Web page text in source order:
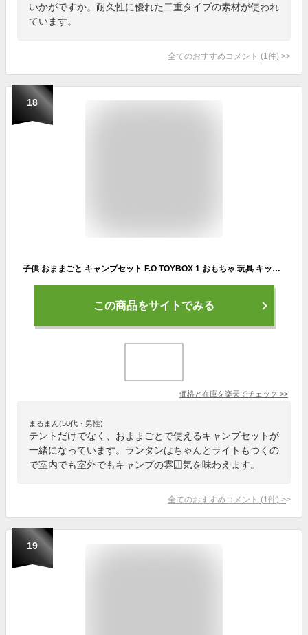
いかがですか。耐久性に優れた二重タイプの素材が使われ
ています。
全てのおすすめコメント (1 件) >
18
子供 おままごと キャンプセット F.O TOYBOX 1 おもちゃ 玩具 キッズテント 屋外 屋内 公園 キャンプごっこ 男の子 女の子 プレゼント ギフト 誕生日 クリスマス J581902 BREEZE
この商品をサイトでみる
価格と在庫を楽天でチェック >>
まるまん(50代・男性)
テントだけでなく、おままごとで使えるキャンプセットが
一緒になっています。ランタンはちゃんとライトもつくの
で室内でも室外でもキャンプの雰囲気を味わえます。
全てのおすすめコメント (1 件) >
19